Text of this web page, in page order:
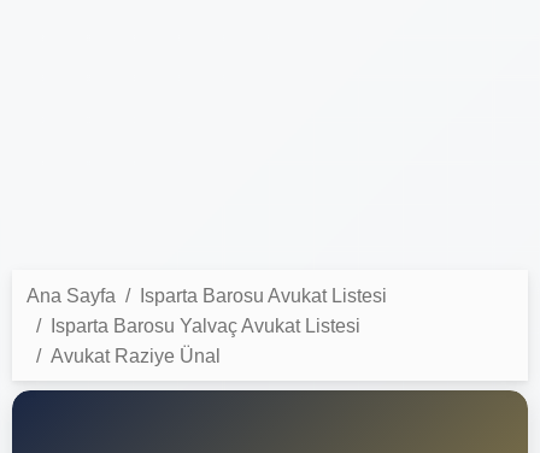
Ana Sayfa
Isparta Barosu Avukat Listesi
Isparta Barosu Yalvaç Avukat Listesi
Avukat Raziye Ünal